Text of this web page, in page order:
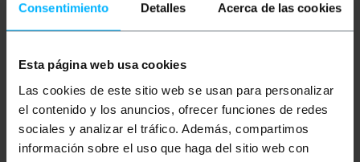
Consentimiento Detalles Acerca de las cookies
Esta página web usa cookies
Las cookies de este sitio web se usan para personalizar
el contenido y los anuncios, ofrecer funciones de redes
sociales y analizar el tráfico. Además, compartimos
información sobre el uso que haga del sitio web con
Arquivo de produto 1
Classificação